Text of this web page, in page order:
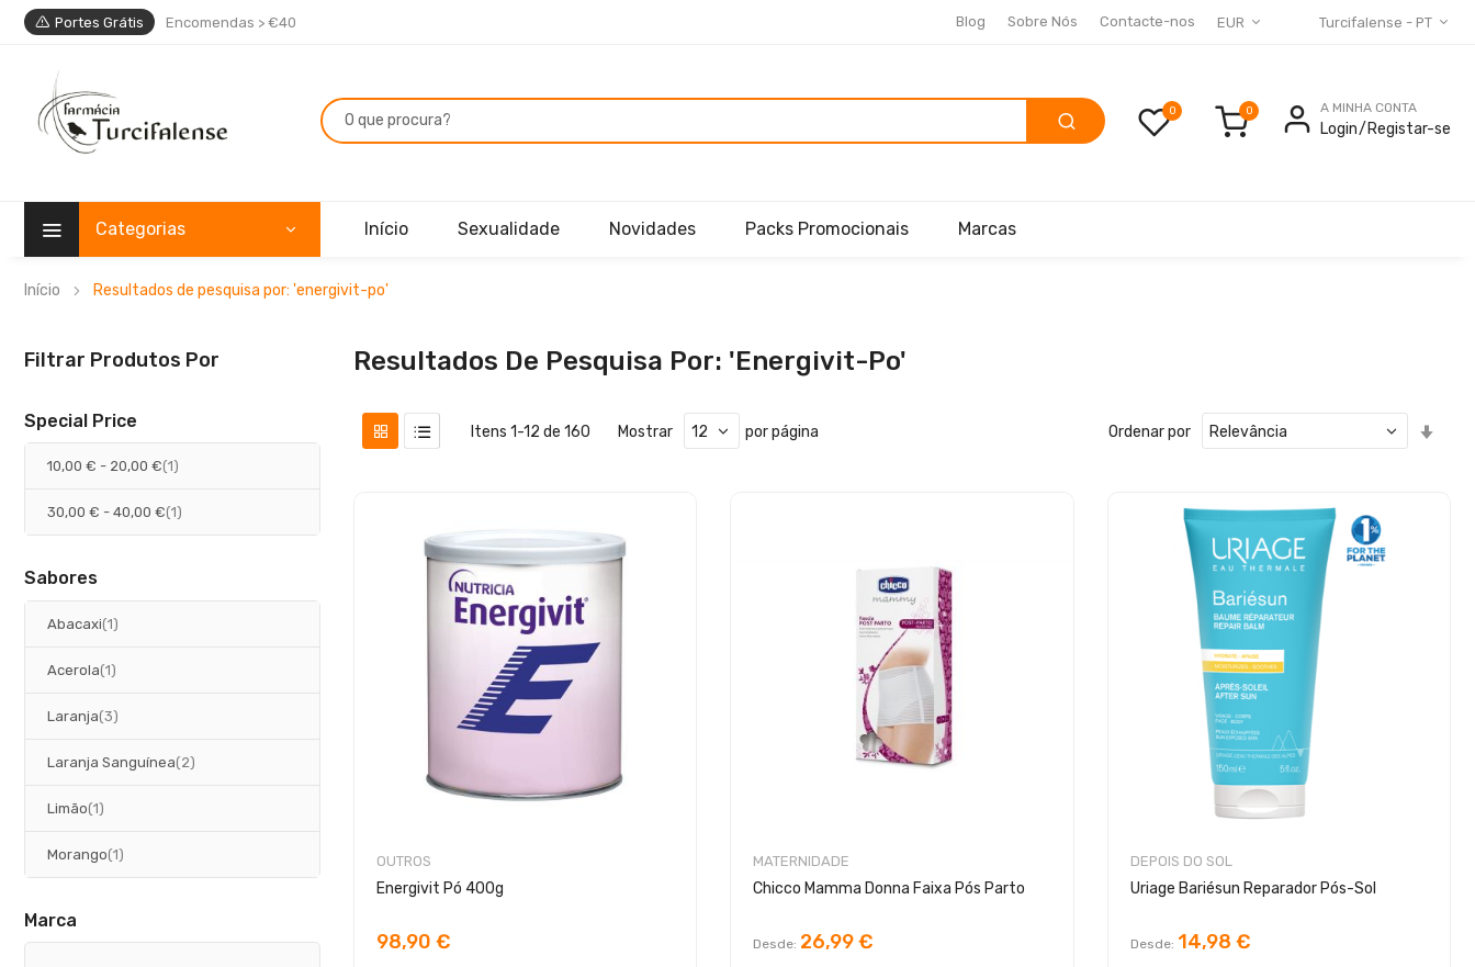
Portes Grátis Encomendas > €40 EUR Turcifalense - PT
Blog Sobre Nós Contacte-nos
0 A MINHA CONTA
Login Registar-se
Categorias Início Sexualidade Novidades Packs Promocionais Marcas
Início Resultados de pesquisa por: 'energivit-po'
Resultados De Pesquisa Por: 'energivit-Po'
Itens 1-12 de 160 Mostrar por página Ordenar por
OUTROS
Energivit Pó 400g
98,90 €
MATERNIDADE
Chicco Mamma Donna Faixa Pós Parto
Desde 26,99 €
DEPOIS DO SOL
Uriage Bariésun Reparador Pós-Sol
Desde 14,98 €
Filtrar Produtos Por
Special Price
10,00 € - 20,00 € 1
artigo
30,00 € - 40,00 € 1
artigo
Sabores
Abacaxi 1
artigo
Acerola 1
artigo
Laranja 3
artigos
Laranja Sanguínea 2
artigos
Limão 1
artigo
Morango 1
artigo
Marca